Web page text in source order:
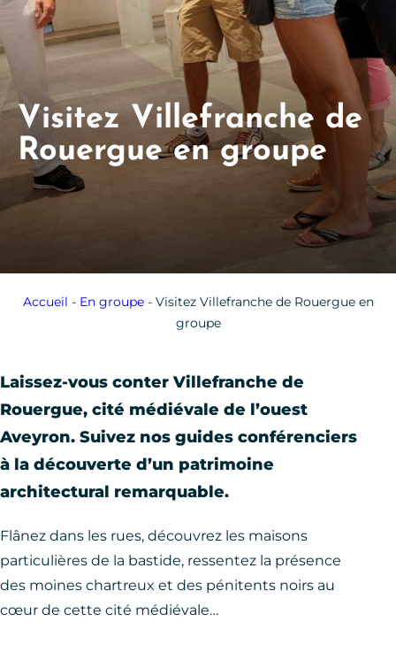
Visitez Villefranche de
Rouergue en groupe
Accueil - En groupe- Visitez Villefranche de Rouergue en
groupe
Laissez-vous conter Villefranche de
Rouergue, cité médiévale de l’ouest
Aveyron. Suivez nos guides conférenciers
à la découverte d’un patrimoine
architectural remarquable.
Flânez dans les rues, découvrez les maisons
particulières de la bastide, ressentez la présence
des moines chartreux et des pénitents noirs au
cœur de cette cité médiévale…